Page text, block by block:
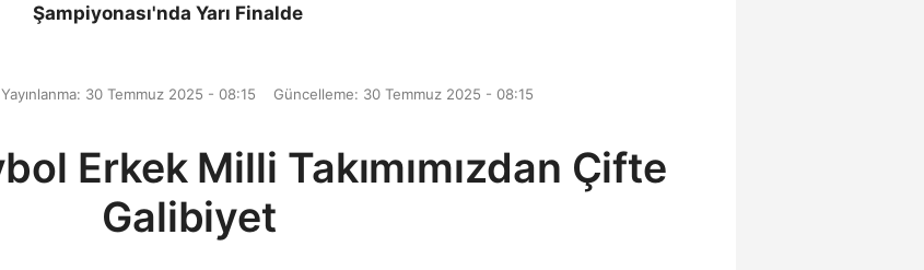
Şampiyonası'nda Yarı Finalde
Yayınlanma: 30 Temmuz 2025 - 08:15 Güncelleme: 30 Temmuz 2025 - 08:15
Erkek Milli Takımımızdan Çifte
Galibiyet